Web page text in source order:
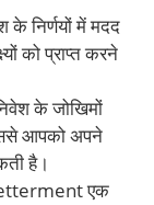
निर्णयों में मदद
को प्राप्त करने
के जोखिमों
आपको अपने
है।
एक